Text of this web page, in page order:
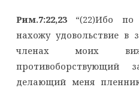
Рим.7:22,23“(22)Ибо по
нахожу удовольствие в
членах моих
делающий меня